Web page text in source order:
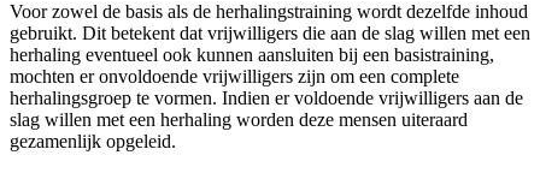
Voor zowel de basis als de herhalingstraining wordt dezelfde inhoud
gebruikt. Dit betekent dat vrijwilligers die aan de slag willen met een
herhaling eventueel ook kunnen aansluiten bij een basistraining,
mochten er onvoldoende vrijwilligers zijn om een complete
herhalingsgroep te vormen. Indien er voldoende vrijwilligers aan de
slag willen met een herhaling worden deze mensen uiteraard
gezamenlijk opgeleid.